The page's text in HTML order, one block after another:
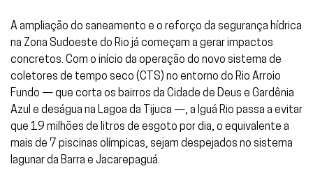
A ampliação do saneamento e o reforço da segurança hídrica
na Zona Sudoeste do Rio já começam a gerar impactos
concretos. Com o início da operação do novo sistema de
coletores de tempo seco (CTS) no entorno do Rio Arroio
Fundo — que corta os bairros da Cidade de Deus e Gardênia
Azul e deságua na Lagoa da Tijuca —, a Iguá Rio passa a evitar
que 19 milhões de litros de esgoto por dia, o equivalente a
mais de 7 piscinas olímpicas, sejam despejados no sistema
lagunar da Barra e Jacarepaguá.